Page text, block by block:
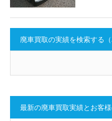
廃車買取の実績を検索する（
最新の廃車買取実績とお客